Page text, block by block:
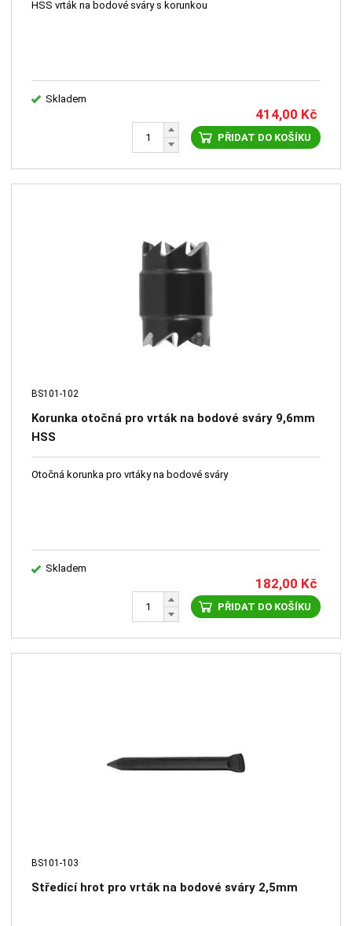
HSS vrták na bodové sváry s korunkou
Skladem
414,00 Kč
PŘIDAT DO KOŠÍKU
BS101-102
Korunka otočná pro vrták na bodové sváry 9,6mm
HSS
Otočná korunka pro vrtáky na bodové sváry
Skladem
182,00 Kč
PŘIDAT DO KOŠÍKU
BS101-103
Středící hrot pro vrták na bodové sváry 2,5mm